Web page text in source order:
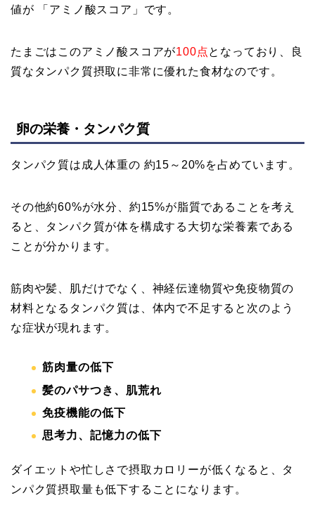
値が 「アミノ酸スコア」です。
たまごはこのアミノ酸スコアが100点となっており、良
質なタンパク質摂取に非常に優れた食材なのです。
卵の栄養・タンパク質
タンパク質は成人体重の 約15～20%を占めています。
その他約60%が水分、約15%が脂質であることを考え
ると、タンパク質が体を構成する大切な栄養素である
ことが分かります。
筋肉や髪、肌だけでなく、神経伝達物質や免疫物質の
材料となるタンパク質は、体内で不足すると次のよう
な症状が現れます。
筋肉量の低下
髪のパサつき、肌荒れ
免疫機能の低下
思考力、記憶力の低下
ダイエットや忙しさで摂取カロリーが低くなると、タ
ンパク質摂取量も低下することになります。